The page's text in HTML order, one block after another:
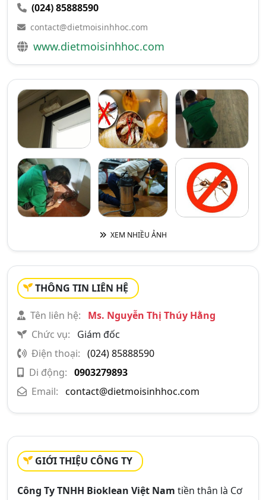
(024) 85888590
contact@dietmoisinhhoc.com
www.dietmoisinhhoc.com
XEM NHIỀU ẢNH
THÔNG TIN LIÊN HỆ
Tên liên hệ:
Ms. Nguyễn Thị Thúy Hằng
Chức vụ:
Giám đốc
Điện thoại: (024) 85888590
Di động: 0903279893
Email: contact@dietmoisinhhoc.com
GIỚI THIỆU CÔNG TY
Công Ty TNHH Bioklean Việt Nam tiền thân là Cơ